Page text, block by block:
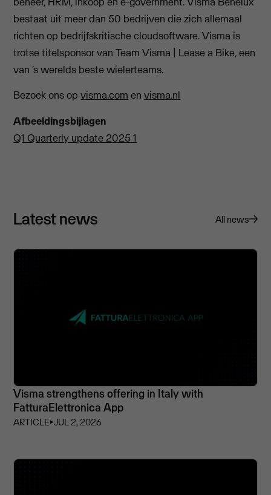
bestaat uit meer dan 50 bedrijven die zich allemaal
richten op bedrijfskritische cloudsoftware. Visma is
trotse titelsponsor van Team Visma | Lease a Bike, een
van ‘s werelds beste wielerteams.
Bezoek ons opvisma.com envisma.nl
Afbeeldingsbijlagen
Q1 Quarterly update 2025 1
Latest news All news
Visma strengthens offering in Italy with
FatturaElettronica App
ARTICLE⏵JUL 2, 2026